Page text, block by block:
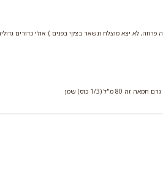
לא יצא מוצלח ונשאר בצקי בפנים ): אולי כדורים